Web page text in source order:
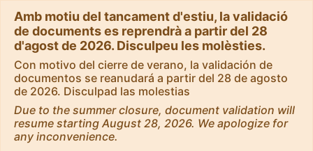
Amb motiu del tancament d'estiu, la validació
de documents es reprendrà a partir del 28
d'agost de 2026. Disculpeu les molèsties.
Con motivo del cierre de verano, la validación de
documentos se reanudará a partir del 28 de agosto
de 2026. Disculpad las molestias
Due to the summer closure, document validation will
resume starting August 28, 2026. We apologize for
any inconvenience.